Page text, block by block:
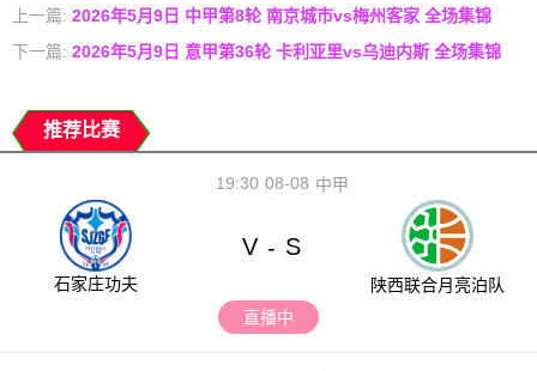
上一篇: 2026年5月9日 中甲第8轮 南京城市vs梅州客家 全场集锦
下一篇: 2026年5月9日 意甲第36轮 卡利亚里vs乌迪内斯 全场集锦
推荐比赛
08-08
19:30 中甲
石家庄功夫
V - S
陕西联合月亮泊队
直播中